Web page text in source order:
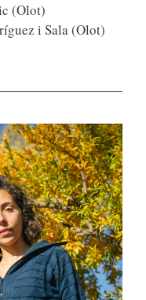
(Olot)
i Sala (Olot)